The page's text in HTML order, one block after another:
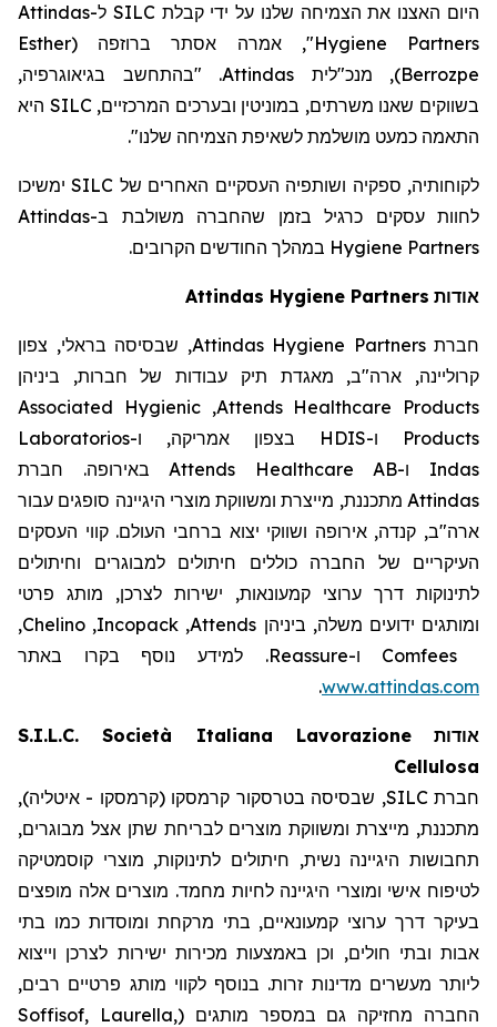
היום האצנו את הצמיחה שלנו על ידי קבלתSILC ל-Attindas
Hygiene Partners", אמרה אסתר ברוזפה (
Esther
Berrozpe
), מנכ"לית Attindas. "בהתחשב בגיאוגרפיה,
בשווקים שאנו משרתים, במוניטין ובערכים המרכזיים,SILC היא
התאמה כמעט מושלמת לשאיפת הצמיחה שלנו".
לקוחותיה, ספקיה ושותפיה העסקיים האחרים של SILCימשיכו
לחוות עסקים כרגיל בזמן שהחברה משולבת ב-Attindas
Hygiene Partners במהלך החודשים הקרובים.
אודות Attindas Hygiene Partners
חברתAttindas Hygiene Partners, שבסיסה בראלי, צפון
קרוליינה, ארה"ב, מאגדת תיק עבודות של חברות, ביניהן
Attends Healthcare Products
,
Associated Hygienic
Products
ו-HDIS בצפון אמריקה, ו-Laboratorios
Indas ו-Attends Healthcare ABבאירופה. חברת
Attindas מתכננת, מייצרת ומשווקת מוצרי היגיינה סופגים עבור
ארה"ב, קנדה, אירופה ושווקי יצוא ברחבי העולם. קווי העסקים
העיקריים של החברה כוללים חיתולים למבוגרים וחיתולים
לתינוקות דרך ערוצי קמעונאות, ישירות לצרכן, מותג פרטי
ומותגים ידועים משלה, ביניהן Attends
,
Incopack
,
Chelino
,
Comfees
ו-Reassure. למידע נוסף בקרו באתר
www.attindas.com
.
אודות
S.I.L.C. Società Italiana Lavorazione
Cellulosa
חברת SILC, שבסיסה בטרסקור קרמסקו (קרמסקו - איטליה),
מתכננת, מייצרת ומשווקת מוצרים לבריחת שתן אצל מבוגרים,
תחבושות היגיינה נשית, חיתולים לתינוקות, מוצרי קוסמטיקה
לטיפוח אישי ומוצרי היגיינה לחיות מחמד. מוצרים אלה מופצים
בעיקר דרך ערוצי קמעונאיים, בתי מרקחת ומוסדות כמו בתי
אבות ובתי חולים, וכן באמצעות מכירות ישירות לצרכן וייצוא
ליותר מעשרים מדינות זרות. בנוסף לקווי מותג פרטיים רבים,
החברה מחזיקה גם במספר מותגים (Soffisof, Laurella,